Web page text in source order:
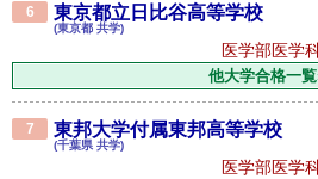
6 東京都立日比谷高等学校
(東京都 共学)
医学部医学
他大学合格一
7 東邦大学付属東邦高等学校
(千葉県 共学)
医学部医学